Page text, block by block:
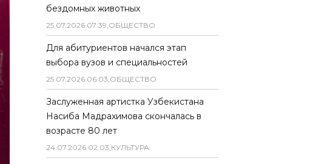
бездомных животных
25.07.2026 07:39,ОБЩЕСТВО
Для абитуриентов начался этап
выбора вузов и специальностей
25.07.2026 06:03,ОБЩЕСТВО
Заслуженная артистка Узбекистана
Насиба Мадрахимова скончалась в
возрасте 80 лет
24.07.2026 02:03,КУЛЬТУРА